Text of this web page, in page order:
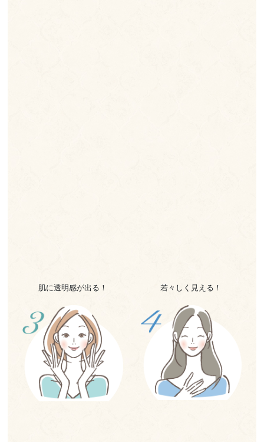
肌に透明感が出る！ 若々しく見える！